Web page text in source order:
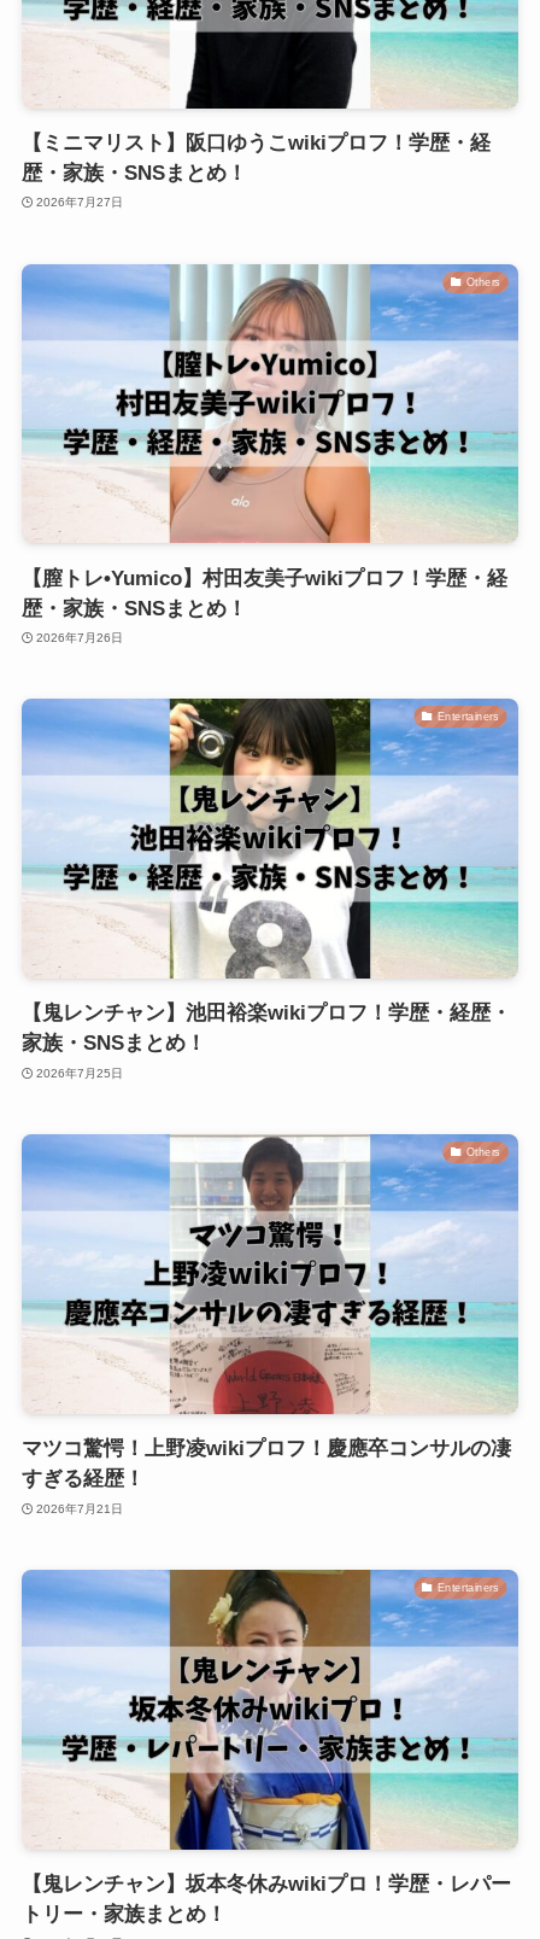
【ミニマリスト】阪口ゆうこwikiプロフ！学歴・経
歴・家族・SNSまとめ！
2026年7月27日
Others
【膣トレ•Yumico】村田友美子wikiプロフ！学歴・経
歴・家族・SNSまとめ！
2026年7月26日
Entertainers
【鬼レンチャン】池田裕楽wikiプロフ！学歴・経歴・
家族・SNSまとめ！
2026年7月25日
Others
マツコ驚愕！上野凌wikiプロフ！慶應卒コンサルの凄
すぎる経歴！
2026年7月21日
Entertainers
【鬼レンチャン】坂本冬休みwikiプロ！学歴・レパー
トリー・家族まとめ！